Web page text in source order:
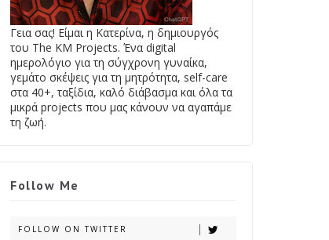
Γεια σας! Είμαι η Κατερίνα, η δημιουργός
του The KM Projects. Ένα digital
ημερολόγιο για τη σύγχρονη γυναίκα,
γεμάτο σκέψεις για τη μητρότητα, self-care
στα 40+, ταξίδια, καλό διάβασμα και όλα τα
μικρά projects που μας κάνουν να αγαπάμε
τη ζωή.
Follow Me
FOLLOW ON TWITTER